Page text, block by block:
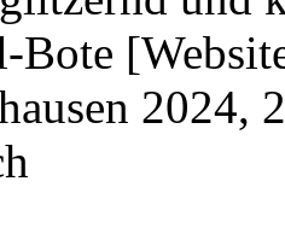
Bote
2024,